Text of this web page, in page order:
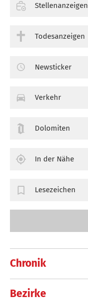
Chronik
Bezirke
Stellenanzeigen
Todesanzeigen
Newsticker
Verkehr
Dolomiten
In der Nähe
Lesezeichen